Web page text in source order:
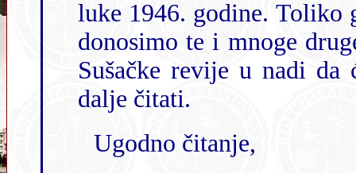
luke 1946. godine. Toliko godina kasnije mi u našoj matičnoj luci
donosimo te i mnoge druge priče (njih 25
Sušačke revije u nadi da će Vam biti
dalje čitati.
Ugodno čitanje,